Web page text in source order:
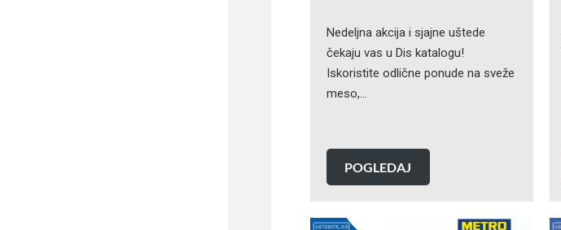
Nedeljna akcija i sjajne uštede
čekaju vas u Dis katalogu!
Iskoristite odlične ponude na sveže
meso,…
POGLEDAJ